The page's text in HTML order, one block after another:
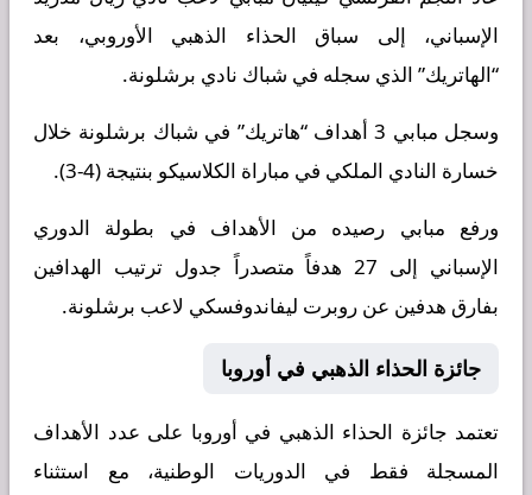
الإسباني، إلى سباق الحذاء الذهبي الأوروبي، بعد
“الهاتريك” الذي سجله في شباك نادي برشلونة.
وسجل مبابي 3 أهداف “هاتريك” في شباك برشلونة خلال
خسارة النادي الملكي في مباراة الكلاسيكو بنتيجة (4-3).
ورفع مبابي رصيده من الأهداف في بطولة الدوري
الإسباني إلى 27 هدفاً متصدراً جدول ترتيب الهدافين
بفارق هدفين عن روبرت ليفاندوفسكي لاعب برشلونة.
جائزة الحذاء الذهبي في أوروبا
تعتمد جائزة الحذاء الذهبي في أوروبا على عدد الأهداف
المسجلة فقط في الدوريات الوطنية، مع استثناء